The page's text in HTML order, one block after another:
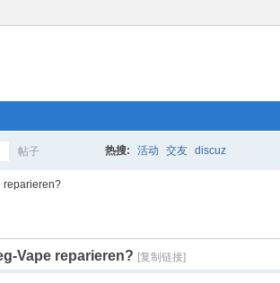
帖子
索
热搜: 活动 交友 discuz
reparieren?
Vape reparieren? [复制链接]